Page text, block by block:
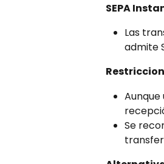
SEPA
Las
admite
Se